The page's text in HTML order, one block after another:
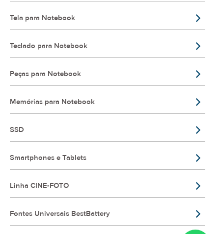
Tela para Notebook
Teclado para Notebook
Peças para Notebook
Memórias para Notebook
SSD
Smartphones e Tablets
Linha CINE-FOTO
Fontes Universais BestBattery